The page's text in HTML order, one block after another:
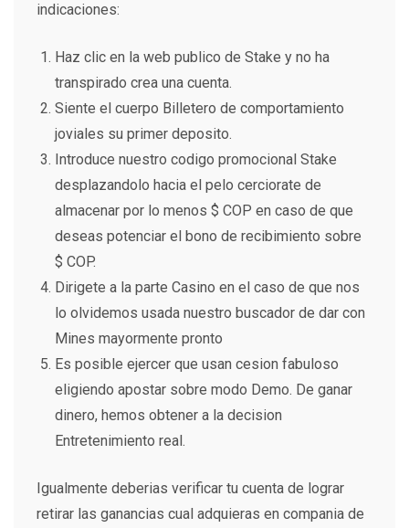
indicaciones:
Haz clic en la web publico de Stake y no ha
transpirado crea una cuenta.
Siente el cuerpo Billetero de comportamiento
joviales su primer deposito.
Introduce nuestro codigo promocional Stake
desplazandolo hacia el pelo cerciorate de
almacenar por lo menos $ COP en caso de que
deseas potenciar el bono de recibimiento sobre
$ COP.
Dirigete a la parte Casino en el caso de que nos
lo olvidemos usada nuestro buscador de dar con
Mines mayormente pronto
Es posible ejercer que usan cesion fabuloso
eligiendo apostar sobre modo Demo. De ganar
dinero, hemos obtener a la decision
Entretenimiento real.
Igualmente deberias verificar tu cuenta de lograr
retirar las ganancias cual adquieras en compania de